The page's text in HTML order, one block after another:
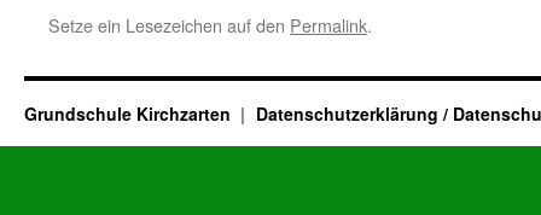
Setze ein Lesezeichen auf den Permalink.
Grundschule Kirchzarten Datenschutzerklärung /